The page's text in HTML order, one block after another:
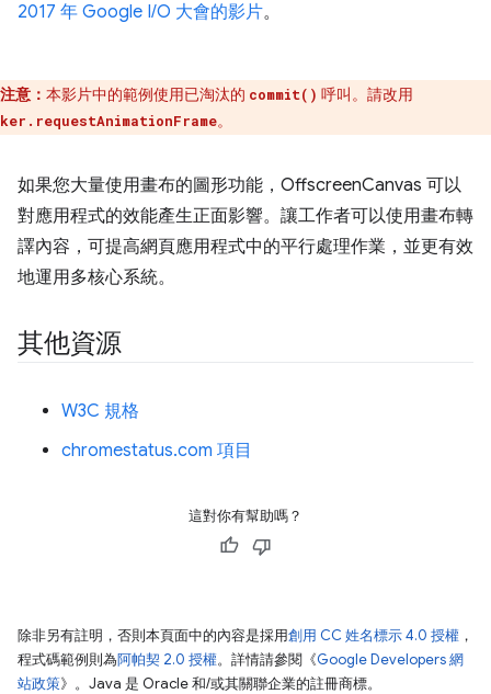
2017 年 Google I/O 大會的影片。
注意： 本影片中的範例使用已淘汰的 commit() 呼叫。請改用
。
如果您大量使用畫布的圖形功能，OffscreenCanvas 可以
對應用程式的效能產生正面影響。讓工作者可以使用畫布轉
譯內容，可提高網頁應用程式中的平行處理作業，並更有效
地運用多核心系統。
其他資源
W3C 規格
chromestatus.com 項目
這對你有幫助嗎？
除非另有註明，否則本頁面中的內容是採用創用 CC 姓名標示 4.0 授權 ，
程式碼範例則為阿帕契 2.0 授權。詳情請參閱《Google Developers 網
站政策》。Java 是 Oracle 和/或其關聯企業的註冊商標。